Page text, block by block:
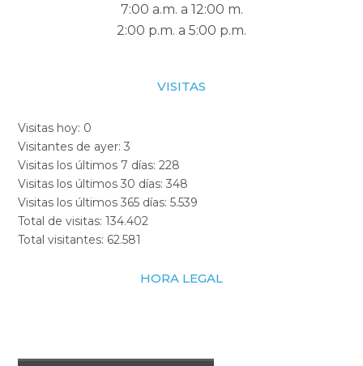
7:00 a.m. a 12:00 m.
2:00 p.m. a 5:00 p.m.
VISITAS
Visitas hoy: 0
Visitantes de ayer:3
Visitas los últimos 7 días:228
Visitas los últimos 30 días:348
Visitas los últimos 365 días:5.539
Total de visitas:134.402
Total visitantes: 62.581
HORA LEGAL